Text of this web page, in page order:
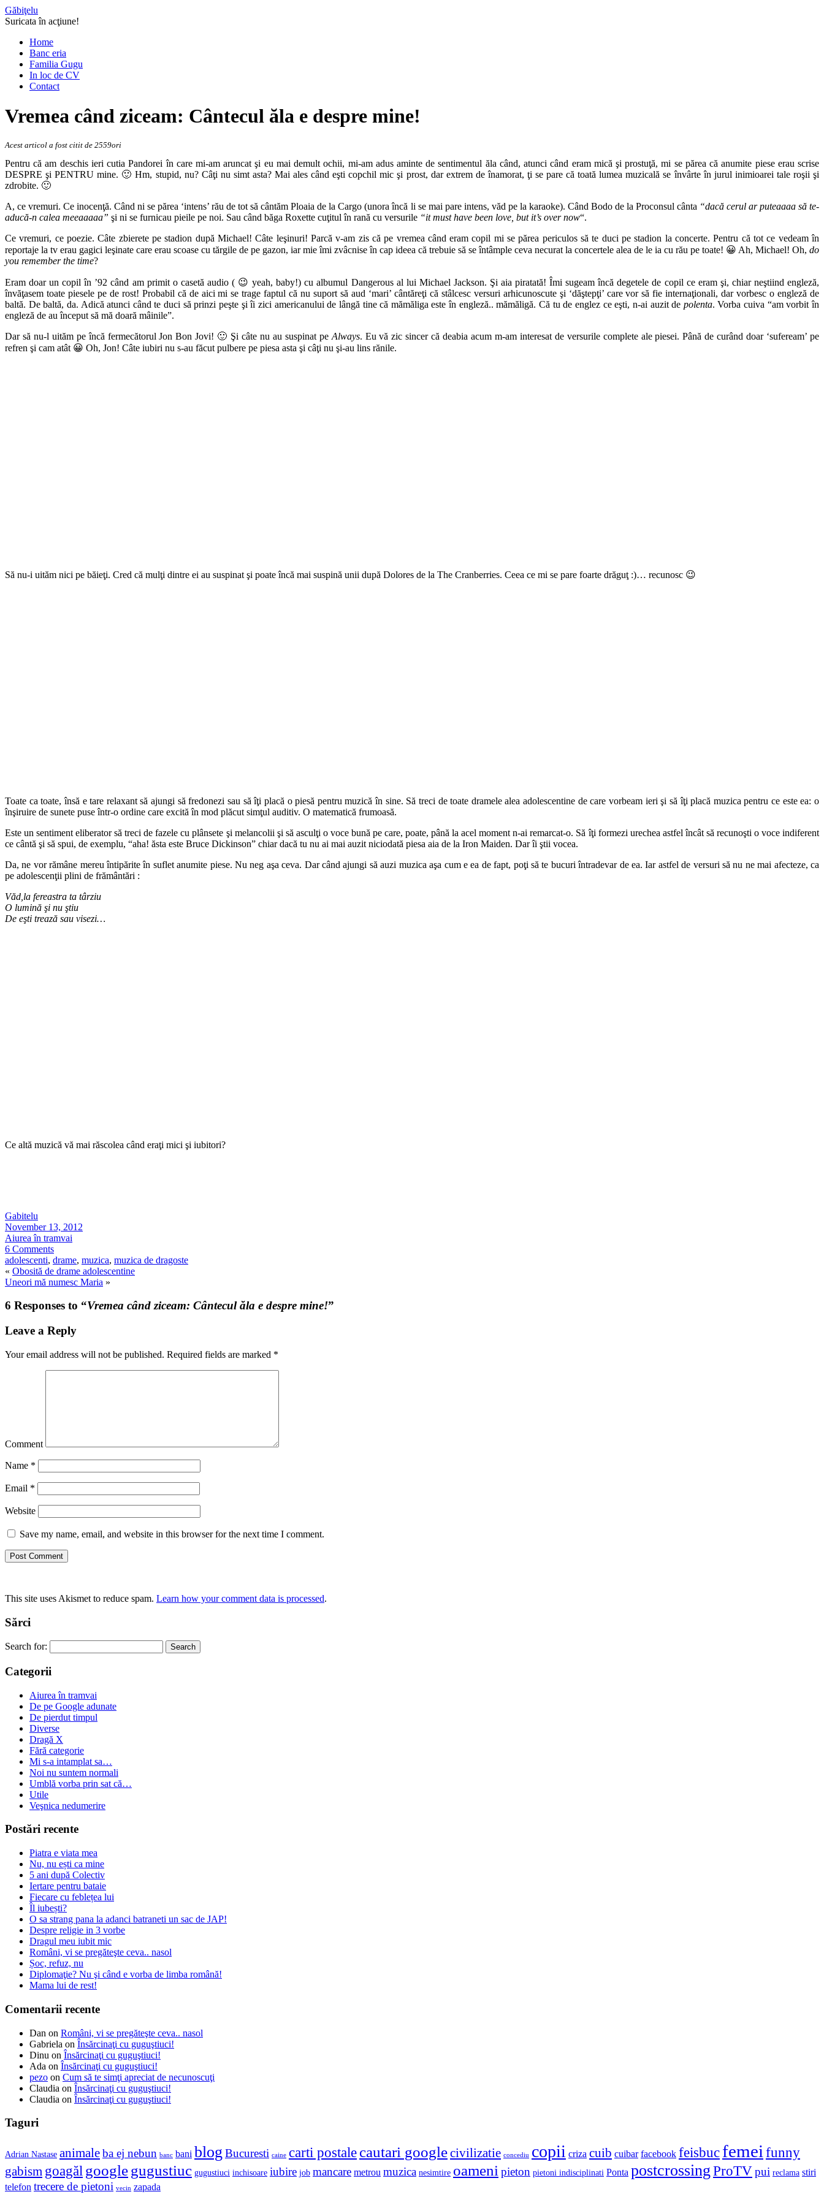
Găbiţelu
Suricata în acţiune!
Home
Banc eria
Familia Gugu
In loc de CV
Contact
Vremea când ziceam: Cântecul ăla e despre mine!
Acest articol a fost citit de 2559ori
Pentru că am deschis ieri cutia Pandorei în care mi-am aruncat şi eu mai demult ochii, mi-am adus aminte de sentimentul ăla când, atunci când eram mică şi prostuţă, mi se părea că anumite piese erau scrise
DESPRE şi PENTRU mine. 🙂 Hm, stupid, nu? Câţi nu simt asta? Mai ales când eşti copchil mic şi prost, dar extrem de înamorat, ţi se pare că toată lumea muzicală se învârte în jurul inimioarei tale roşii şi
zdrobite. 🙂
A, ce vremuri. Ce inocenţă. Când ni se părea ‘intens’ rău de tot să cântăm Ploaia de la Cargo (unora încă li se mai pare intens, văd pe la karaoke). Când Bodo de la Proconsul cânta “dacă cerul ar puteaaaa să te-
aducă-n calea meeaaaaa” şi ni se furnicau pieile pe noi. Sau când băga Roxette cuţitul în rană cu versurile “it must have been love, but it’s over now“.
Ce vremuri, ce poezie. Câte zbierete pe stadion după Michael! Câte leşinuri! Parcă v-am zis că pe vremea când eram copil mi se părea periculos să te duci pe stadion la concerte. Pentru că tot ce vedeam în
reportaje la tv erau gagici leşinate care erau scoase cu tărgile de pe gazon, iar mie îmi zvâcnise în cap ideea că trebuie să se întâmple ceva necurat la concertele alea de le ia cu rău pe toate! 😀 Ah, Michael! Oh, do
you remember the time?
Eram doar un copil în ’92 când am primit o casetă audio ( 😉 yeah, baby!) cu albumul Dangerous al lui Michael Jackson. Şi aia piratată! Îmi sugeam încă degetele de copil ce eram şi, chiar neştiind engleză,
învăţasem toate piesele pe de rost! Probabil că de aici mi se trage faptul că nu suport să aud ‘mari’ cântăreţi că stâlcesc versuri arhicunoscute şi ‘dăştepţi’ care vor să fie internaţionali, dar vorbesc o engleză de
baltă. De baltă, da. Adică atunci când te duci să prinzi peşte şi îi zici americanului de lângă tine că mămăliga este în engleză.. mămăligă. Că tu de englez ce eşti, n-ai auzit de polenta. Vorba cuiva “am vorbit în
engleză de au început să mă doară mâinile”.
Dar să nu-l uităm pe încă fermecătorul Jon Bon Jovi! 🙂 Şi câte nu au suspinat pe Always. Eu vă zic sincer că deabia acum m-am interesat de versurile complete ale piesei. Până de curând doar ‘sufeream’ pe
refren şi cam atât 😀 Oh, Jon! Câte iubiri nu s-au făcut pulbere pe piesa asta şi câţi nu şi-au lins rănile.
Să nu-i uităm nici pe băieţi. Cred că mulţi dintre ei au suspinat şi poate încă mai suspină unii după Dolores de la The Cranberries. Ceea ce mi se pare foarte drăguţ :)… recunosc 😉
Toate ca toate, însă e tare relaxant să ajungi să fredonezi sau să îţi placă o piesă pentru muzică în sine. Să treci de toate dramele alea adolescentine de care vorbeam ieri şi să îţi placă muzica pentru ce este ea: o
înşiruire de sunete puse într-o ordine care excită în mod plăcut simţul auditiv. O matematică frumoasă.
Este un sentiment eliberator să treci de fazele cu plânsete şi melancolii şi să asculţi o voce bună pe care, poate, până la acel moment n-ai remarcat-o. Să îţi formezi urechea astfel încât să recunoşti o voce indiferent
ce cântă şi să spui, de exemplu, “aha! ăsta este Bruce Dickinson” chiar dacă tu nu ai mai auzit niciodată piesa aia de la Iron Maiden. Dar îi ştii vocea.
Da, ne vor rămâne mereu întipărite în suflet anumite piese. Nu neg aşa ceva. Dar când ajungi să auzi muzica aşa cum e ea de fapt, poţi să te bucuri întradevar de ea. Iar astfel de versuri să nu ne mai afecteze, ca
pe adolescenţii plini de frământări :
Văd,la fereastra ta târziu
O lumină şi nu ştiu
De eşti trează sau visezi…
Ce altă muzică vă mai răscolea când eraţi mici şi iubitori?
Gabitelu
November 13, 2012
Aiurea în tramvai
6 Comments
adolescenti, drame, muzica, muzica de dragoste
« Obosită de drame adolescentine
Uneori mă numesc Maria »
6 Responses to “Vremea când ziceam: Cântecul ăla e despre mine!”
Leave a Reply
Your email address will not be published. Required fields are marked *
Comment
Name *
Email *
Website
Save my name, email, and website in this browser for the next time I comment.
This site uses Akismet to reduce spam. Learn how your comment data is processed.
Sărci
Search for:
Categorii
Aiurea în tramvai
De pe Google adunate
De pierdut timpul
Diverse
Dragă X
Fără categorie
Mi s-a intamplat sa…
Noi nu suntem normali
Umblă vorba prin sat că…
Utile
Veşnica nedumerire
Postări recente
Piatra e viata mea
Nu, nu ești ca mine
5 ani după Colectiv
Iertare pentru bataie
Fiecare cu feblețea lui
Îl iubești?
O sa strang pana la adanci batraneti un sac de JAP!
Despre religie in 3 vorbe
Dragul meu iubit mic
Români, vi se pregăteşte ceva.. nasol
Șoc, refuz, nu
Diplomaţie? Nu şi când e vorba de limba română!
Mama lui de rest!
Comentarii recente
Dan on Români, vi se pregăteşte ceva.. nasol
Gabriela on Însărcinaţi cu guguştiuci!
Dinu on Însărcinaţi cu guguştiuci!
Ada on Însărcinaţi cu guguştiuci!
pezo on Cum să te simţi apreciat de necunoscuţi
Claudia on Însărcinaţi cu guguştiuci!
Claudia on Însărcinaţi cu guguştiuci!
Taguri
Adrian Nastase animaleba ej nebun banc bani blog Bucuresti caine carti postale cautari googlecivilizatie concediu copii criza cuib cuibar facebook feisbuc femei funny
gabism goagăl googlegugustiuc gugustiuci inchisoare iubire job mancare metrou muzica nesimtire oameni pieton pietoni indisciplinati Ponta postcrossing ProTVpui reclama stiri
telefon trecere de pietoni vecin zapada